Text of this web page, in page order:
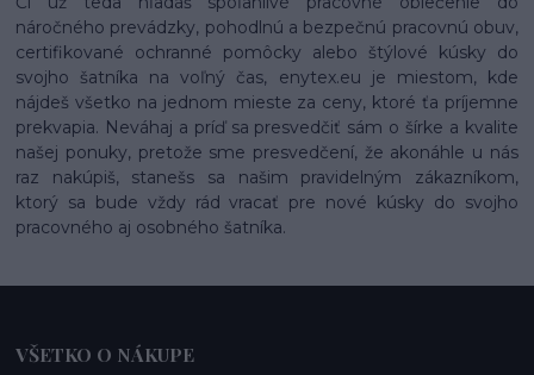
náročného prevádzky, pohodlnú a bezpečnú pracovnú obuv,
certifikované ochranné pomôcky alebo štýlové kúsky do
svojho šatníka na voľný čas, enytex.eu je miestom, kde
nájdeš všetko na jednom mieste za ceny, ktoré ťa príjemne
prekvapia. Neváhaj a príď sa presvedčiť sám o šírke a kvalite
našej ponuky, pretože sme presvedčení, že akonáhle u nás
raz nakúpiš, stanešs sa našim pravidelným zákazníkom,
ktorý sa bude vždy rád vracať pre nové kúsky do svojho
pracovného aj osobného šatníka.
VŠETKO O NÁKUPE